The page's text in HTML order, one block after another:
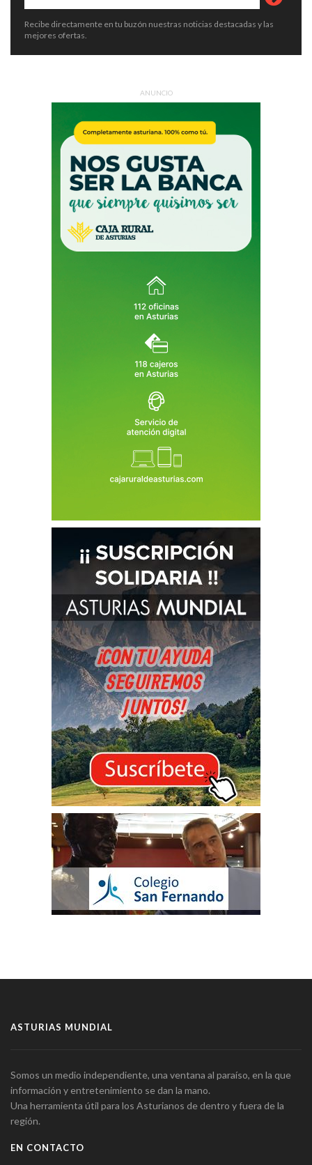
Recibe directamente en tu buzón nuestras noticias destacadas y las
mejores ofertas.
ANUNCIO
ASTURIAS MUNDIAL
Somos un medio independiente, una ventana al paraíso, en la que
información y entretenimiento se dan la mano.
Una herramienta útil para los Asturianos de dentro y fuera de la
región.
EN CONTACTO